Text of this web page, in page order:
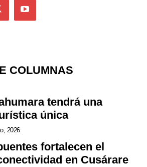
COLUMNAS
tendrá una
única
2026
fortalecen el
en Cusárare